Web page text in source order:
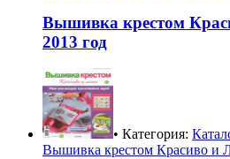
Вышивка крестом
2013 год
• Категория:
Вышивка крестом Красиво и